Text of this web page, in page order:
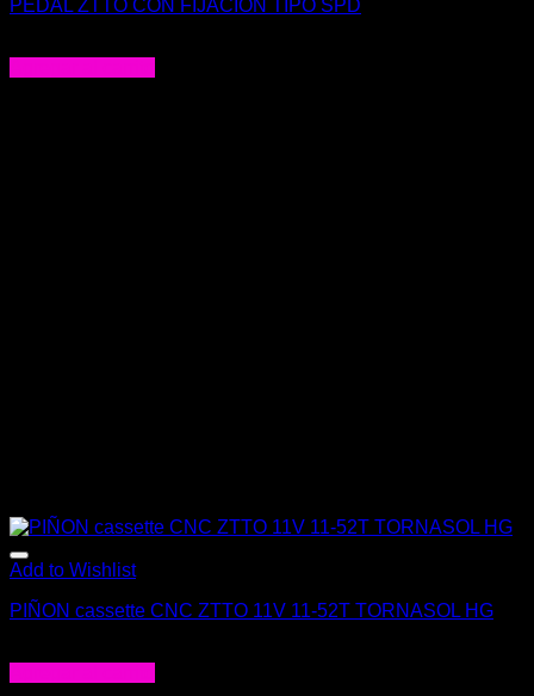
PEDAL ZTTO CON FIJACION TIPO SPD
Add to Wishlist
PIÑON cassette CNC ZTTO 11V 11-52T TORNASOL HG